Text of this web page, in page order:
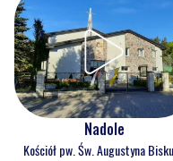
Nadole
Kościół pw. Św. Augustyna